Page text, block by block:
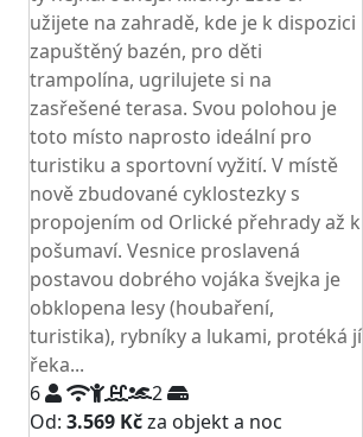
užijete na zahradě, kde je k dispozici
zapuštěný bazén, pro děti
trampolína, ugrilujete si na
zasřešené terasa. Svou polohou je
toto místo naprosto ideální pro
turistiku a sportovní vyžití. V místě
nově zbudované cyklostezky s
propojením od Orlické přehrady až k
pošumaví. Vesnice proslavená
postavou dobrého vojáka švejka je
obklopena lesy (houbaření,
turistika), rybníky a lukami, protéká jí
řeka...
6
2
Od: 3.569 Kčza objekt a noc